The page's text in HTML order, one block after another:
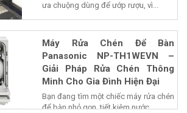
ưa chuộng dùng để ướp rượu, vì...
Máy Rửa Chén Để Bàn
Panasonic NP-TH1WEVN –
Giải Pháp Rửa Chén Thông
Minh Cho Gia Đình Hiện Đại
Bạn đang tìm một chiếc máy rửa chén
để bàn nhỏ gọn, tiết kiệm nước...